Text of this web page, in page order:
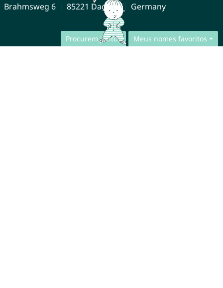
Procurem juntos Meus nomes favoritos
Brahmsweg 6
85221 Dachau Germany